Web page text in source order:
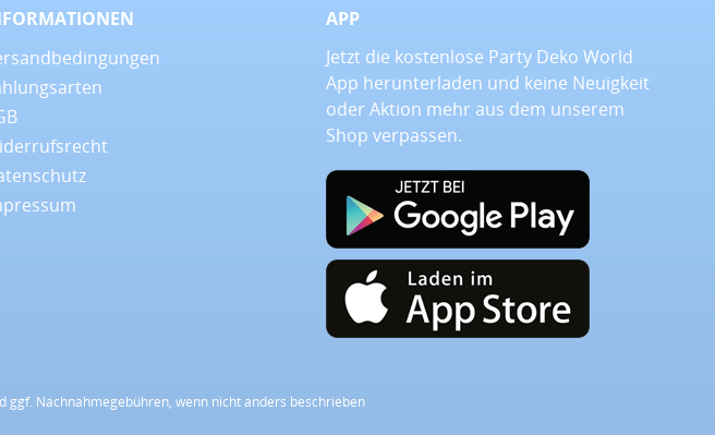
APP
Jetzt die kostenlose Party Deko World
App herunterladen und keine Neuigkeit
oder Aktion mehr aus dem unserem
Shop verpassen.
ggf. Nachnahmegebühren, wenn nicht anders beschrieben